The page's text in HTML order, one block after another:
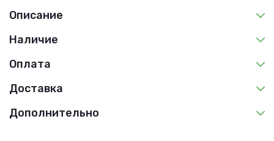
Описание
Наличие
Оплата
Доставка
Дополнительно